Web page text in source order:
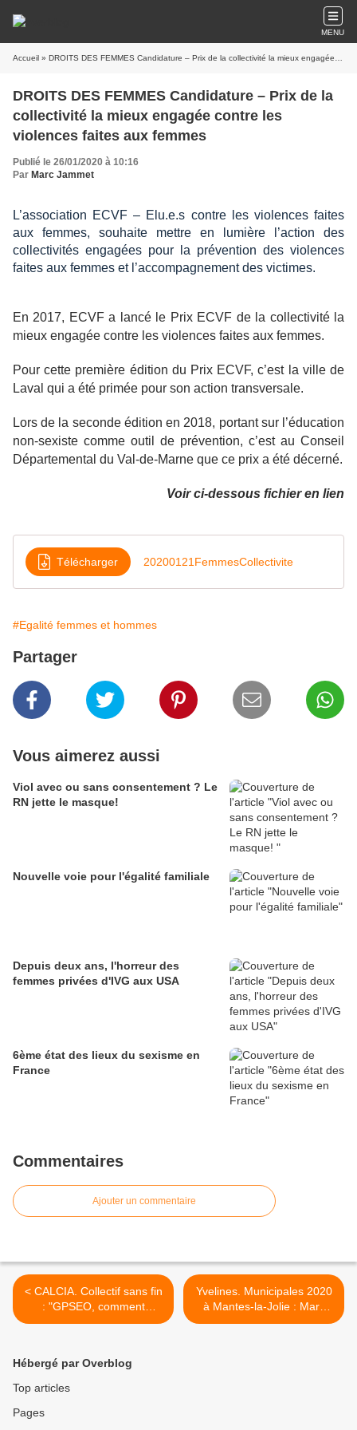
MENU
Accueil » DROITS DES FEMMES Candidature – Prix de la collectivité la mieux engagée contre les violences faites aux femmes
DROITS DES FEMMES Candidature – Prix de la
collectivité la mieux engagée contre les
violences faites aux femmes
Publié le 26/01/2020 à 10:16
Par Marc Jammet
L’association ECVF – Elu.e.s contre les violences faites
aux femmes, souhaite mettre en lumière l’action des
collectivités engagées pour la prévention des violences
faites aux femmes et l’accompagnement des victimes.
En 2017, ECVF a lancé le Prix ECVF de la collectivité la
mieux engagée contre les violences faites aux femmes.
Pour cette première édition du Prix ECVF, c’est la ville de
Laval qui a été primée pour son action transversale.
Lors de la seconde édition en 2018, portant sur l’éducation
non-sexiste comme outil de prévention, c’est au Conseil
Départemental du Val-de-Marne que ce prix a été décerné.
Voir ci-dessous fichier en lien
Télécharger 20200121FemmesCollectivite
#Egalité femmes et hommes
Partager
Vous aimerez aussi
Viol avec ou sans consentement ? Le
RN jette le masque!
Nouvelle voie pour l'égalité familiale
Depuis deux ans, l'horreur des
femmes privées d'IVG aux USA
6ème état des lieux du sexisme en
France
Commentaires
Ajouter un commentaire
< CALCIA. Collectif sans fin
: "GPSEO, comment
l’éléphant accoucha d’une
Yvelines. Municipales 2020
à Mantes-la-Jolie : Marc
Jammet repart au combat >
Hébergé par Overblog
Top articles
Pages